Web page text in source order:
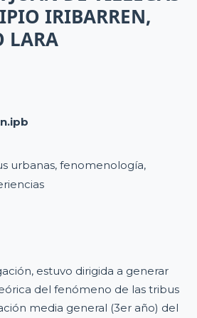
IRIBARREN,
LARA
urbanas, fenomenología,
estuvo dirigida a generar
del fenómeno de las tribus
media general (3er año) del